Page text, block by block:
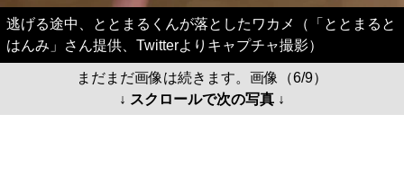
逃げる途中、ととまるくんが落としたワカメ（「ととまると
はんみ」さん提供、Twitterよりキャプチャ撮影）
まだまだ画像は続きます。画像（6/9）
↓ スクロールで次の写真 ↓